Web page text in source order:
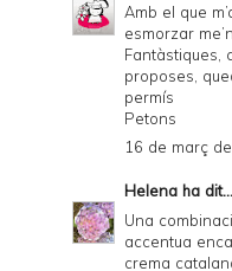
Amb el que
esmorzar
Fantàstiques,
proposes,
permís
Petons
16 de març
Helena ha dit...
Una
accentua
crema